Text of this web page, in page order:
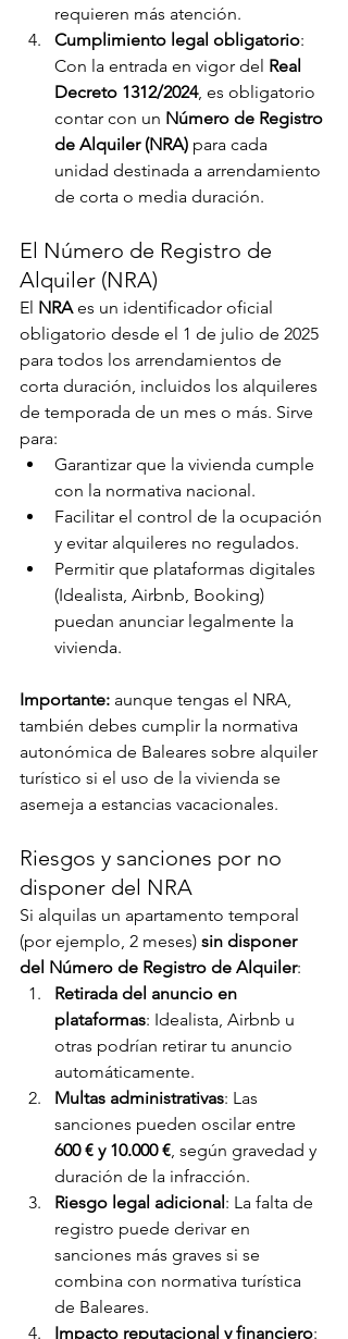
requieren más atención.
Cumplimiento legal obligatorio:
Con la entrada en vigor del Real
Decreto 1312/2024, es obligatorio
contar con un Número de Registro
de Alquiler (NRA) para cada
unidad destinada a arrendamiento
de corta o media duración.
El Número de Registro de
Alquiler (NRA)
El NRA es un identificador oficial
obligatorio desde el 1 de julio de 2025
para todos los arrendamientos de
corta duración, incluidos los alquileres
de temporada de un mes o más. Sirve
para:
Garantizar que la vivienda cumple
con la normativa nacional.
Facilitar el control de la ocupación
y evitar alquileres no regulados.
Permitir que plataformas digitales
(Idealista, Airbnb, Booking)
puedan anunciar legalmente la
vivienda.
Importante: aunque tengas el NRA,
también debes cumplir la normativa
autonómica de Baleares sobre alquiler
turístico si el uso de la vivienda se
asemeja a estancias vacacionales.
Riesgos y sanciones por no
disponer del NRA
Si alquilas un apartamento temporal
(por ejemplo, 2 meses) sin disponer
del Número de Registro de Alquiler:
Retirada del anuncio en
plataformas: Idealista, Airbnb u
otras podrían retirar tu anuncio
automáticamente.
Multas administrativas: Las
sanciones pueden oscilar entre
600 € y 10.000 €, según gravedad y
duración de la infracción.
Riesgo legal adicional : La falta de
registro puede derivar en
sanciones más graves si se
combina con normativa turística
de Baleares.
Impacto reputacional y financiero: